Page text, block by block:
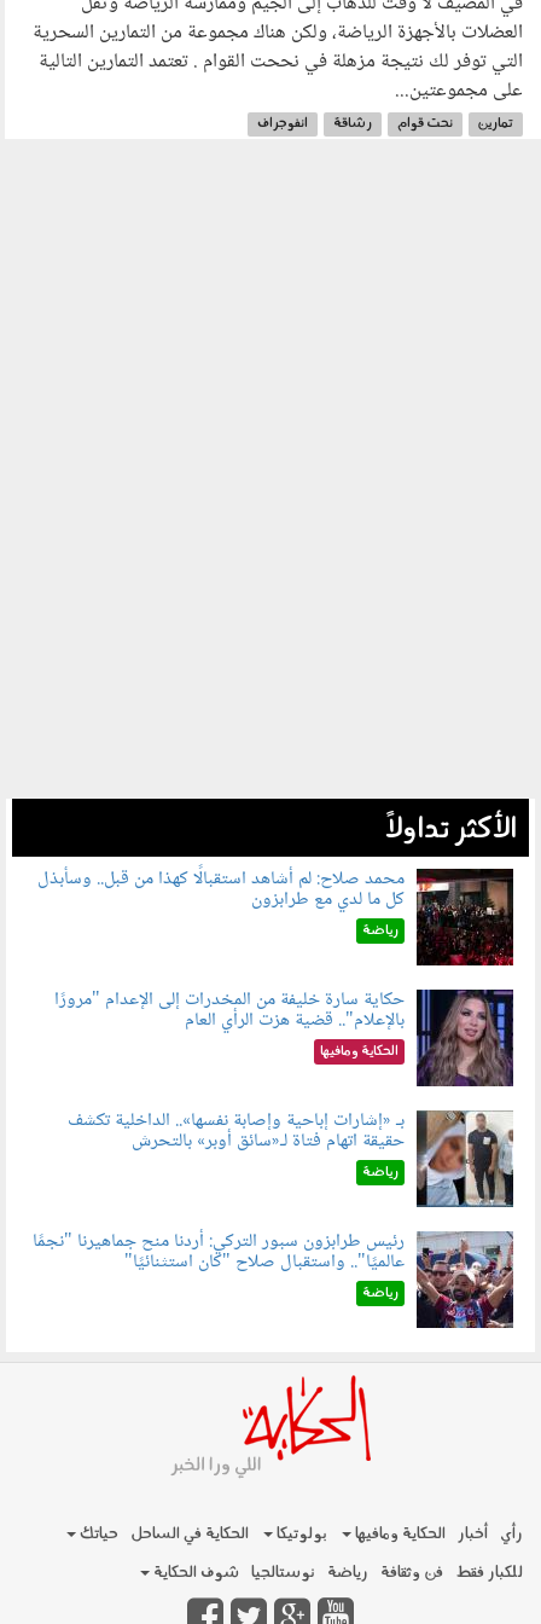
العضلات بالأجهزة الرياضة، ولكن هناك مجموعة من التمارين السحرية
التي توفر لك نتيجة مزهلة في نححت القوام . تعتمد التمارين التالية
على مجموعتين...
تمارين نحت قوام رشاقة انفوجراف
الأكثر تداولاً
060802.jpg
محمد صلاح: لم أشاهد استقبالًا كهذا من قبل.. وسأبذل
كل ما لدي مع طرابزون
رياضة
060801.jpeg
حكاية سارة خليفة من المخدرات إلى الإعدام "مرورًا
بالإعلام".. قضية هزت الرأي العام
الحكاية ومافيها
060804.jpg
بـ «إشارات إباحية وإصابة نفسها».. الداخلية تكشف
حقيقة اتهام فتاة لـ«سائق أوبر» بالتحرش
رياضة
060803.jpg
رئيس طرابزون سبور التركي: أردنا منح جماهيرنا "نجمًا
عالميًا".. واستقبال صلاح "كان استثنائيًا"
رياضة
رأي أخبار الحكاية ومافيها بولوتيكا الحكاية في الساحل
حياتك
للكبار فقط فن وثقافة رياضة نوستالجيا شوف الحكاية